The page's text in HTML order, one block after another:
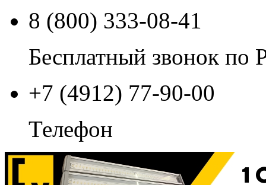
8 (800) 333-08-41
Бесплатный звонок по
+7 (4912) 77-90-00
Телефон